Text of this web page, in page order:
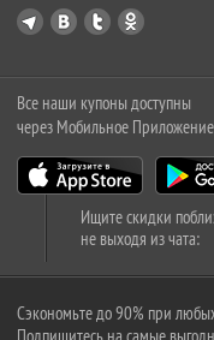
Все наши купоны доступны
через Мобильное
Ищите скидки
не выходя из чата:
Сэкономьте до 90% при